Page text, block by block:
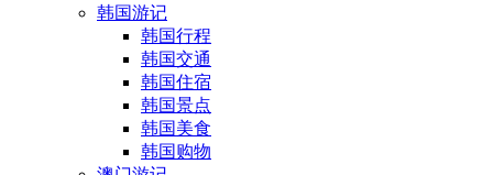
韩国游记
韩国行程
韩国交通
韩国住宿
韩国景点
韩国美食
韩国购物